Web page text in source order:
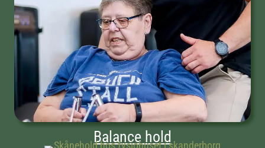
Balance hold